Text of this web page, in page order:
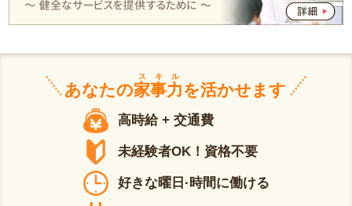
あなたの家事力
スキル
を活かせます
高時給 + 交通費
未経験者OK！資格不要
好きな曜日·時間に働ける